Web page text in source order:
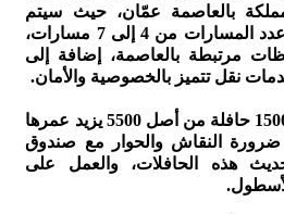
بالعاصمة عمّان، حيث سيتم
تشغيل 180 حافلة وزيادة عدد المسارات من 4 إلى 7 مسارات،
مرتبطة بالعاصمة، إضافة إلى
نقل تتميز بالخصوصية والأمان.
وأضاف الخرابشة أن نحو 1500 حافلة من أصل 5500 يزيد عمرها
إلى ضرورة النقاش والحوار مع صندوق
هذه الحافلات، والعمل على